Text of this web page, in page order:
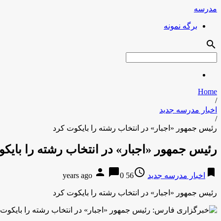
مدرسه
برگه نمونه
search
Home
/
اخبار مدرسه جدید
/
رئیس جمهور «اجبار» در انتخاب رشته را بایکوت کرد
رئیس جمهور «اجبار» در انتخاب رشته را
bookmark اخبار مدرسه جدید access_time
56 years ago
person chat_bubble0
رئیس جمهور «اجبار» در انتخاب رشته را بایکوت کرد